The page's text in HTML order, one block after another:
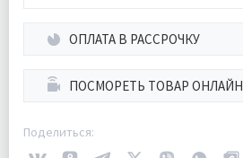
ОПЛАТА В РАССРОЧКУ
ПОСМОРЕТЬ ТОВАР ОНЛАЙН
Поделиться: